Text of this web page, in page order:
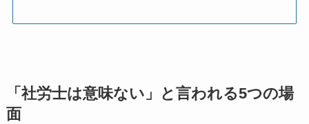
「社労士は意味ない」と言われる5つの場
面